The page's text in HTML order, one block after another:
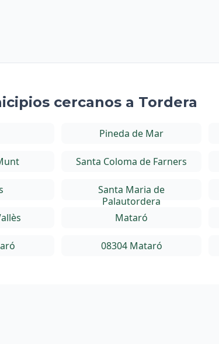
cercanos a Tordera
Pineda de Mar
Santa Coloma de Farners
Santa Maria de
Palautordera
Mataró
08304 Mataró